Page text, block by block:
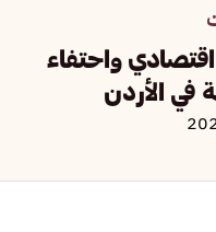
واحتفاء
في الأردن